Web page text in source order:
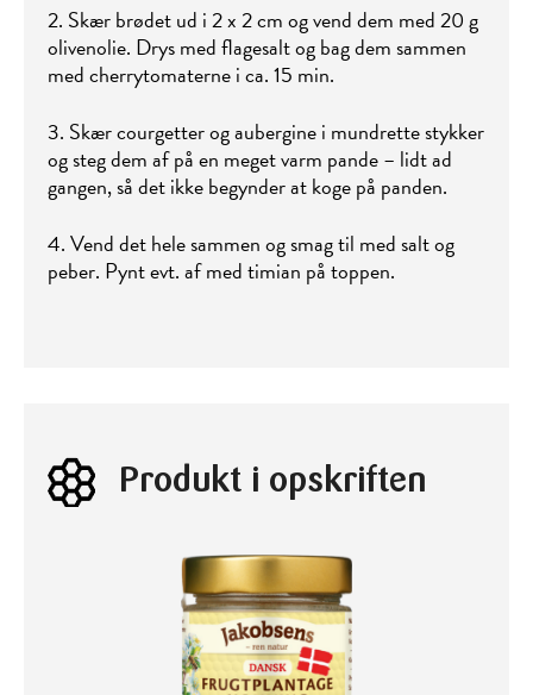
2. Skær brødet ud i 2 x 2 cm og vend dem med 20 g
olivenolie. Drys med flagesalt og bag dem sammen
med cherrytomaterne i ca. 15 min.
3. Skær courgetter og aubergine i mundrette stykker
og steg dem af på en meget varm pande – lidt ad
gangen, så det ikke begynder at koge på panden.
4. Vend det hele sammen og smag til med salt og
peber. Pynt evt. af med timian på toppen.
Produkt i opskriften